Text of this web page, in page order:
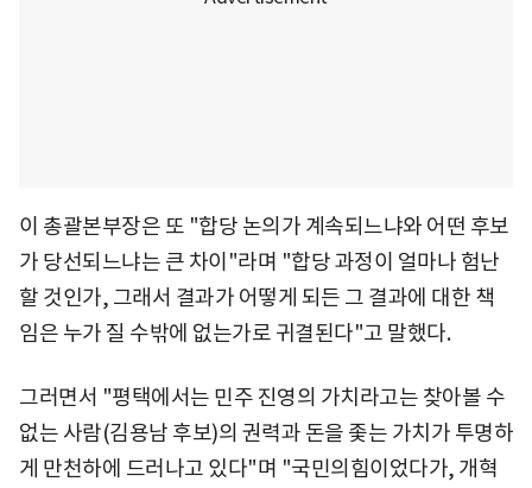
이 총괄본부장은 또 "합당 논의가 계속되느냐와 어떤 후보
가 당선되느냐는 큰 차이"라며 "합당 과정이 얼마나 험난
할 것인가, 그래서 결과가 어떻게 되든 그 결과에 대한 책
임은 누가 질 수밖에 없는가로 귀결된다"고 말했다.
그러면서 "평택에서는 민주 진영의 가치라고는 찾아볼 수
없는 사람(김용남 후보)의 권력과 돈을 좇는 가치가 투명하
게 만천하에 드러나고 있다"며 "국민의힘이었다가, 개혁